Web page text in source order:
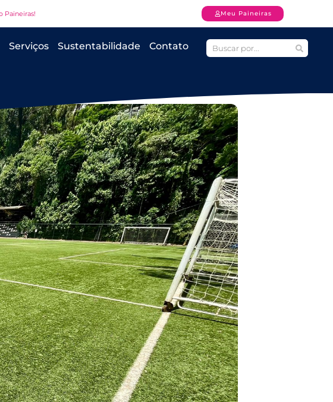
Paineiras! Meu Paineiras
Serviços Sustentabilidade Contato